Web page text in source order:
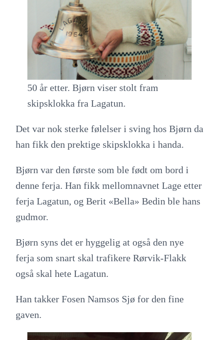
50 år etter. Bjørn viser stolt fram
skipsklokka fra Lagatun.
Det var nok sterke følelser i sving hos Bjørn da
han fikk den prektige skipsklokka i handa.
Bjørn var den første som ble født om bord i
denne ferja. Han fikk mellomnavnet Lage etter
ferja Lagatun, og Berit «Bella» Bedin ble hans
gudmor.
Bjørn syns det er hyggelig at også den nye
ferja som snart skal trafikere Rørvik-Flakk
også skal hete Lagatun.
Han takker Fosen Namsos Sjø for den fine
gaven.